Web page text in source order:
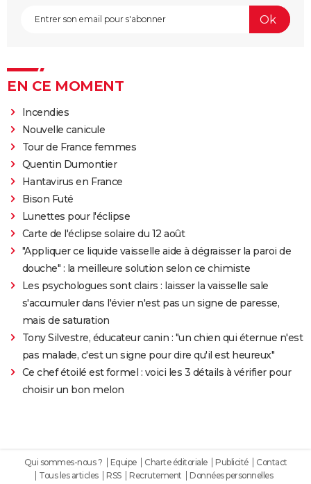
EN CE MOMENT
Incendies
Nouvelle canicule
Tour de France femmes
Quentin Dumontier
Hantavirus en France
Bison Futé
Lunettes pour l'éclipse
Carte de l'éclipse solaire du 12 août
"Appliquer ce liquide vaisselle aide à dégraisser la paroi de
douche" : la meilleure solution selon ce chimiste
Les psychologues sont clairs : laisser la vaisselle sale
s'accumuler dans l'évier n'est pas un signe de paresse,
mais de saturation
Tony Silvestre, éducateur canin : "un chien qui éternue n'est
pas malade, c'est un signe pour dire qu'il est heureux"
Ce chef étoilé est formel : voici les 3 détails à vérifier pour
choisir un bon melon
Qui sommes-nous ? Equipe Charte éditoriale Publicité
Contact
Tous les articles
RSS Recrutement
Données personnelles